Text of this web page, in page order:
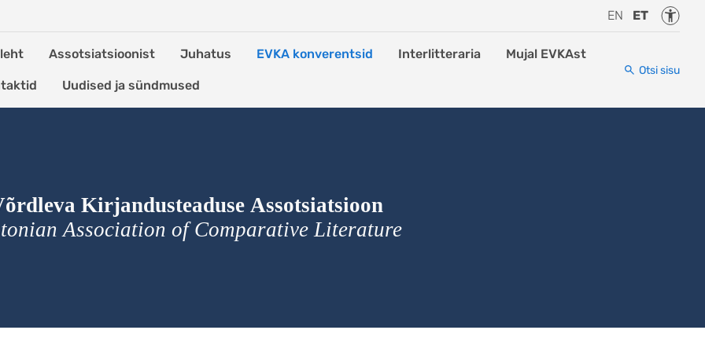
EN ET
Assotsiatsioonist Juhatus EVKA konverentsid Interlitteraria Mujal EVKAst
Uudised ja sündmused
Otsi sisu